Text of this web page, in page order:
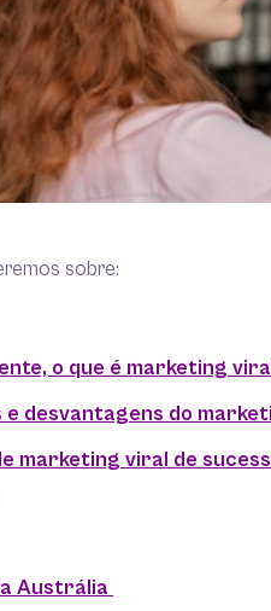
sobre:
o que é marketing
e desvantagens do
marketing viral de
Austrália